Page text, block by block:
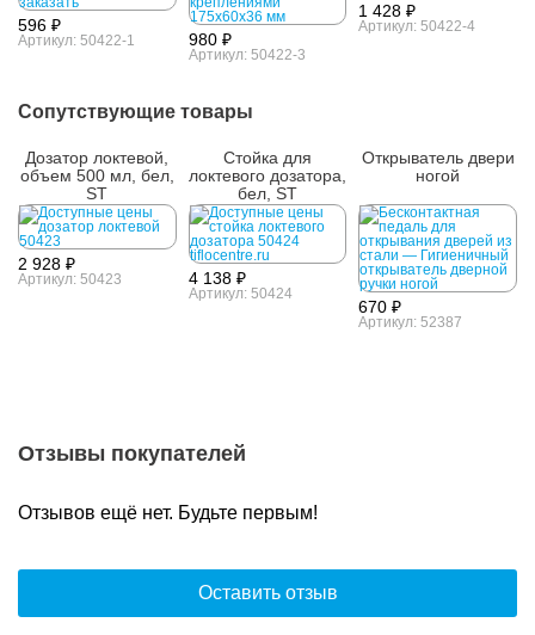
596 ₽
Артикул: 50422-1 980 ₽
Артикул: 50422-3
1 428 ₽
Артикул: 50422-4
Сопутствующие товары
Дозатор локтевой,
объем 500 мл, бел,
ST
2 928 ₽
Артикул: 50423
Стойка для
локтевого дозатора,
бел, ST
4 138 ₽
Артикул: 50424
Открыватель двери
ногой
670 ₽
Артикул: 52387
Отзывы покупателей
Отзывов ещё нет. Будьте первым!
Оставить отзыв